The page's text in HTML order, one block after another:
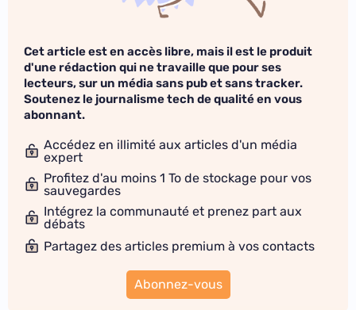
Cet article est en accès libre, mais il est le produit
d'une rédaction qui ne travaille que pour ses
lecteurs, sur un média sans pub et sans tracker.
Soutenez le journalisme tech de qualité en vous
abonnant.
Accédez en illimité aux articles d'un média
expert
Profitez d'au moins 1 To de stockage pour vos
sauvegardes
Intégrez la communauté et prenez part aux
débats
Partagez des articles premium à vos contacts
Abonnez-vous